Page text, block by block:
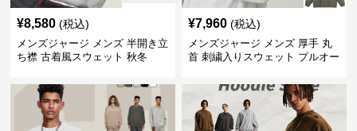
¥8,580 (税込)
メンズジャージ メンズ 半開き立
ち襟 古着風スウェット 秋冬
¥7,960 (税込)
メンズジャージ メンズ 厚手 丸
首 刺繍入りスウェット プルオー